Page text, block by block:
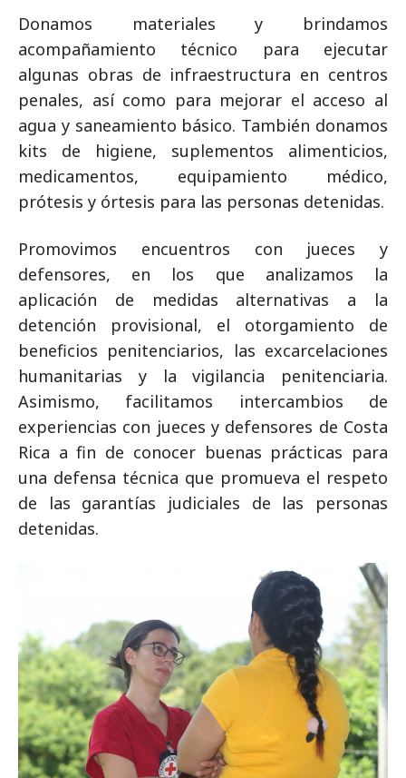
Donamos materiales y brindamos
acompañamiento técnico para ejecutar
algunas obras de infraestructura en centros
penales, así como para mejorar el acceso al
agua y saneamiento básico. También donamos
kits de higiene, suplementos alimenticios,
medicamentos, equipamiento médico,
prótesis y órtesis para las personas detenidas.
Promovimos encuentros con jueces y
defensores, en los que analizamos la
aplicación de medidas alternativas a la
detención provisional, el otorgamiento de
beneficios penitenciarios, las excarcelaciones
humanitarias y la vigilancia penitenciaria.
Asimismo, facilitamos intercambios de
experiencias con jueces y defensores de Costa
Rica a fin de conocer buenas prácticas para
una defensa técnica que promueva el respeto
de las garantías judiciales de las personas
detenidas.